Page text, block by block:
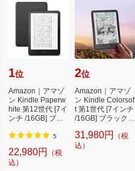
1位
Amazon｜アマゾ
ン Kindle Paperw
hite 第12世代 [7イ
ンチ /16GB] ブラ
Y ...
5
22,980円
（税
込）
2位
Amazon｜アマゾ
ン Kindle Colorsof
t 第1世代 [7インチ
/16GB] ブラック B
31,980円
（税
込）